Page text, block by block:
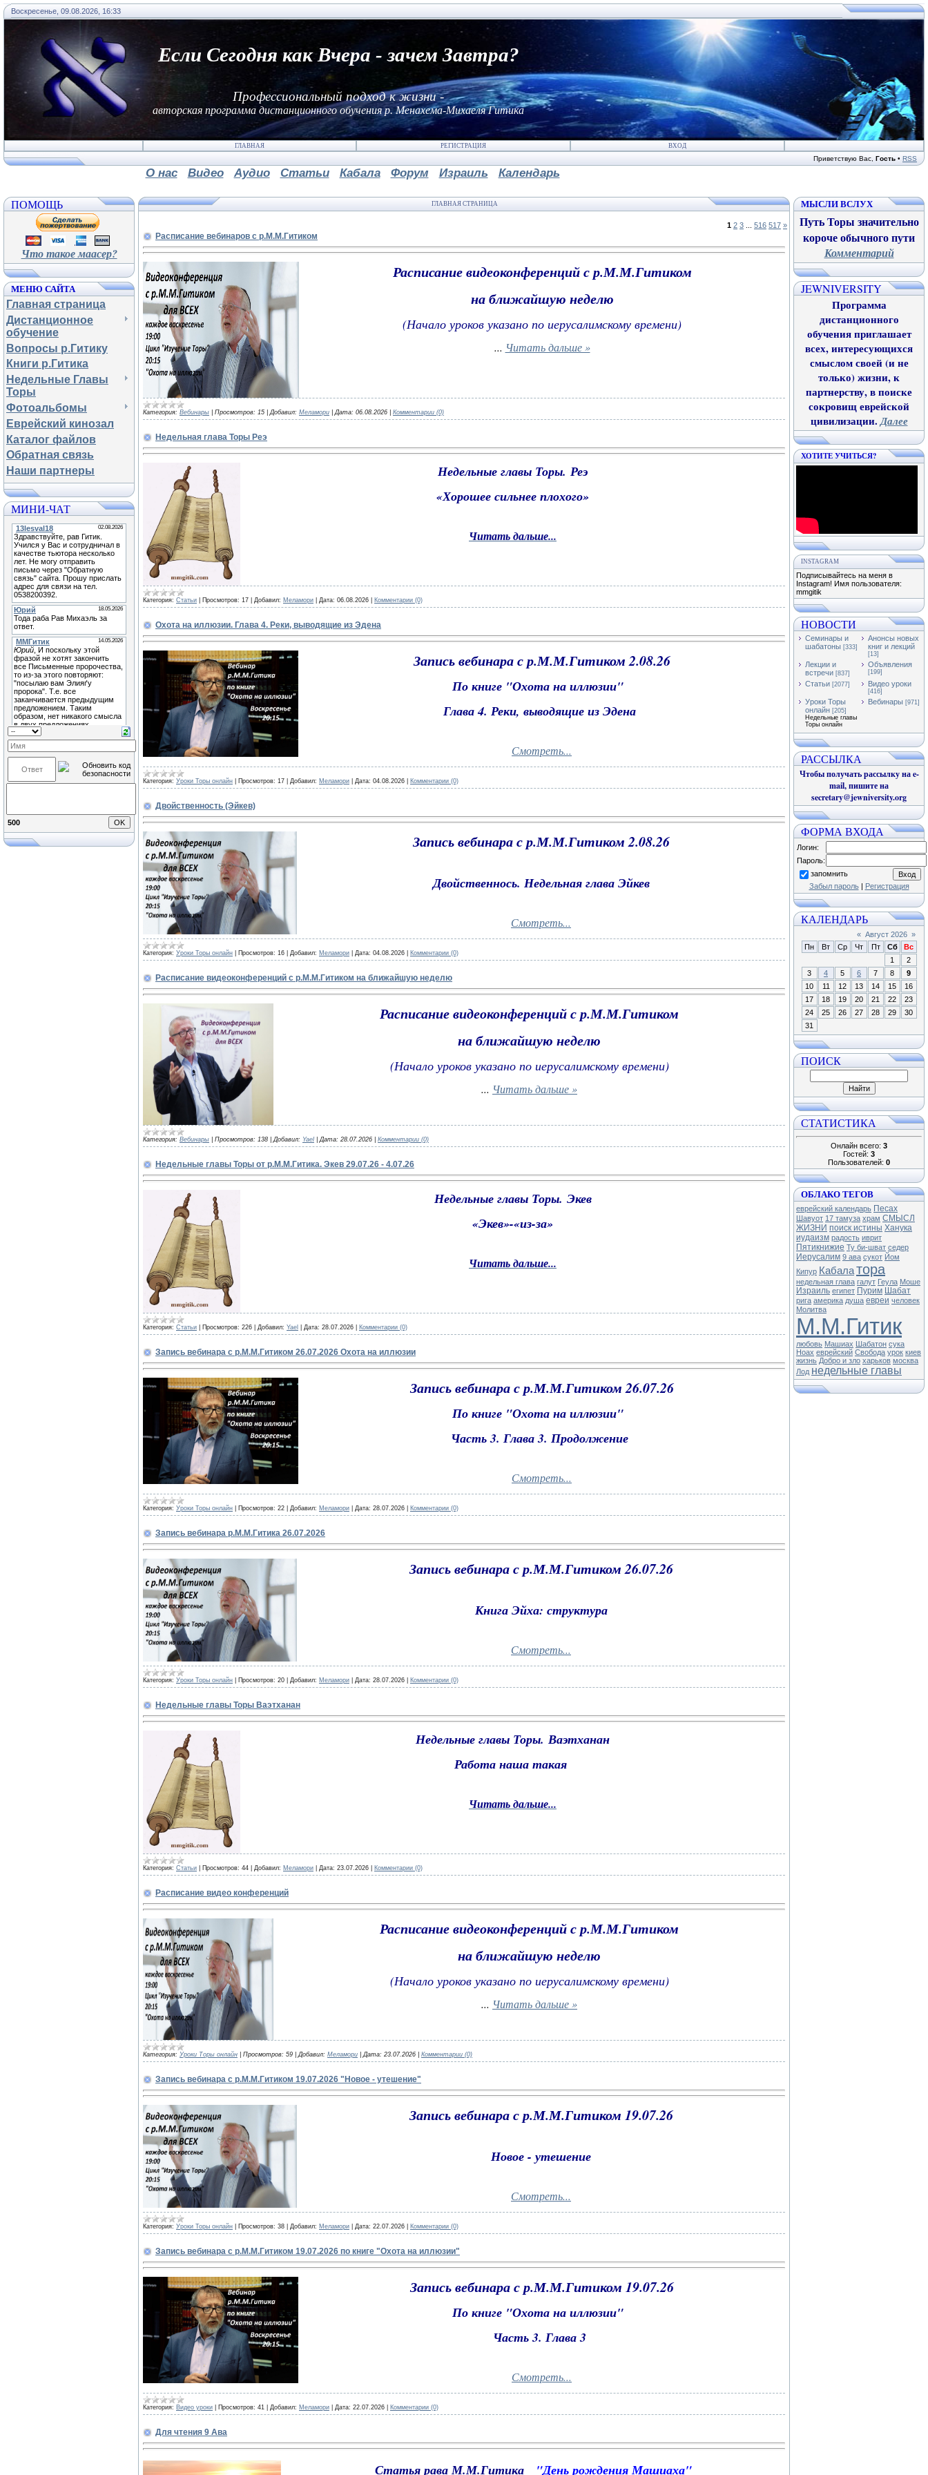
Воскресенье, 09.08.2026, 16:33
Если Сегодня как Вчера - зачем Завтра?
Профессиональный подход к жизни -
авторская программа дистанционного обучения р. Менахема-Михаеля Гитика
ГЛАВНАЯ РЕГИСТРАЦИЯ ВХОД
Приветствую Вас Гость • RSS
О нас Видео Аудио Статьи Кабала Форум Израиль Календарь
ПОМОЩЬ
Что такое маасер?
МЕНЮ САЙТА
Главная страница
Дистанционное
обучение
Вопросы р.Гитику
Книги р.Гитика
Недельные Главы
Торы
Фотоальбомы
Еврейский кинозал
Каталог файлов
Обратная связь
Наши партнеры
МИНИ-ЧАТ
500
ГЛАВНАЯ СТРАНИЦА
1 2 3 516 517 »
Расписание вебинаров с р.М.М.Гитиком
Расписание видеоконференций с р.М.М.Гитиком
на ближайшую неделю
(Начало уроков указано по иерусалимскому времени)
... Читать дальше »
Категория: Вебинары Просмотров: 15 |Добавил: Меламори |Дата: 06.08.2026 Комментарии (0)
Недельная глава Торы Реэ
Недельные главы Торы. Реэ
«Хорошее сильнее плохого»
Читать дальше...
Категория: Статьи Просмотров: 17 Добавил: Меламори Дата: 06.08.2026 Комментарии (0)
Охота на иллюзии. Глава 4. Реки, выводящие из Эдена
Запись вебинара с р.М.М.Гитиком 2.08.26
По книге "Охота на иллюзии"
Глава 4. Реки, выводящие из Эдена
Смотреть...
Категория: Уроки Торы онлайн Просмотров: 17 Добавил: Меламори Дата: 04.08.2026 Комментарии (0)
Двойственность (Эйкев)
Запись вебинара с р.М.М.Гитиком 2.08.26
Двойственнось. Недельная глава Эйкев
Смотреть...
Категория: Уроки Торы онлайн Просмотров: 16 Добавил: Меламори Дата: 04.08.2026 Комментарии (0)
Расписание видеоконференций с р.М.М.Гитиком на ближайшую неделю
Расписание видеоконференций с р.М.М.Гитиком
на ближайшую неделю
(Начало уроков указано по иерусалимскому времени)
... Читать дальше »
Категория: Вебинары Просмотров: 138 |Добавил: Yael |Дата: 28.07.2026 Комментарии (0)
Недельные главы Торы от р.М.М.Гитика. Экев 29.07.26 - 4.07.26
Недельные главы Торы. Экев
«Экев»-«из-за»
Читать дальше...
Категория: Статьи Просмотров: 226 Добавил: Yael Дата: 28.07.2026 Комментарии (0)
Запись вебинара с р.М.М.Гитиком 26.07.2026 Охота на иллюзии
Запись вебинара с р.М.М.Гитиком 26.07.26
По книге "Охота на иллюзии"
Часть 3. Глава 3. Продолжение
Смотреть...
Категория: Уроки Торы онлайн Просмотров: 22 Добавил: Меламори Дата: 28.07.2026 Комментарии (0)
Запись вебинара р.М.М.Гитика 26.07.2026
Запись вебинара с р.М.М.Гитиком 26.07.26
Книга Эйха: структура
Смотреть...
Категория: Уроки Торы онлайн Просмотров: 20 Добавил: Меламори Дата: 28.07.2026 Комментарии (0)
Недельные главы Торы Ваэтханан
Недельные главы Торы. Ваэтханан
Работа наша такая
Читать дальше...
Категория: Статьи Просмотров: 44 Добавил: Меламори Дата: 23.07.2026 Комментарии (0)
Расписание видео конференций
Расписание видеоконференций с р.М.М.Гитиком
на ближайшую неделю
(Начало уроков указано по иерусалимскому времени)
... Читать дальше »
Категория: Уроки Торы онлайн Просмотров: 59 |Добавил: Меламори |Дата: 23.07.2026 Комментарии (0)
Запись вебинара с р.М.М.Гитиком 19.07.2026 "Новое - утешение"
Запись вебинара с р.М.М.Гитиком 19.07.26
Новое - утешение
Смотреть...
Категория: Уроки Торы онлайн Просмотров: 38 Добавил: Меламори Дата: 22.07.2026 Комментарии (0)
Запись вебинара с р.М.М.Гитиком 19.07.2026 по книге "Охота на иллюзии"
Запись вебинара с р.М.М.Гитиком 19.07.26
По книге "Охота на иллюзии"
Часть 3. Глава 3
Смотреть...
Категория: Видео уроки Просмотров: 41 Добавил: Меламори Дата: 22.07.2026 Комментарии (0)
Для чтения 9 Ава
Статья рава М.М.Гитика "День рождения Машиаха"
МЫСЛИ ВСЛУХ
Путь Торы значительно
короче обычного пути
Комментарий
JEWNIVERSITY
Программа
дистанционного
обучения приглашает
всех, интересующихся
смыслом своей (и не
только) жизни, к
партнерству, в поиске
сокровищ еврейской
цивилизации.Далее
ХОТИТЕ УЧИТЬСЯ?
INSTAGRAM
Подписывайтесь на меня в
Instagram! Имя пользователя:
mmgitik
НОВОСТИ
Семинары и
шабатоны [333]
Анонсы новых
книг и лекций
[13]
Лекции и
встречи [837]
Объявления
[199]
Статьи [2077] Видео уроки
[416]
Уроки Торы
онлайн [205]
Недельные главы
Торы онлайн
Вебинары [971]
РАССЫЛКА
Чтобы получать рассылку на e-
mail, пишите на
secretary@jewniversity.org
ФОРМА ВХОДА
Логин:
Пароль:
запомнить
Забыл пароль| Регистрация
КАЛЕНДАРЬ
« Август 2026 »
Пн
Вт Ср Чт Пт Сб
Вс
1
2
3
4 5 6 7 8
9
10
11 12 13 14 15
16
17
18 19 20 21 22
23
24
25 26 27 28 29
30
31
ПОИСК
СТАТИСТИКА
Онлайн всего: 3
Гостей: 3
Пользователей: 0
ОБЛАКО ТЕГОВ
еврейский календарь Песах
Шавуот 17 тамуза храм СМЫСЛ
ЖИЗНИ поиск истины Ханука
иудаизм радость иврит
Пятикнижие Ту би-шват седер
Иерусалим 9 ава сукот Йом
Кипур Кабалатора
недельная глава галут Геула Моше
Израиль египет Пурим Шабат
рига америка душа евреи человек
Молитва
М.М.Гитик
любовь Машиах Шабатон сука
Ноах еврейский Свобода урок киев
жизнь Добро и зло харьков москва
Лод недельные главы